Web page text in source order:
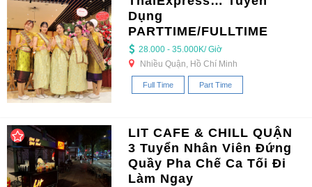
Dụng
PARTTIME/FULLTIME
28.000 - 35.000K/ Giờ
Nhiều Quận, Hồ Chí Minh
Full Time Part Time
LIT CAFE & CHILL QUẬN
3 Tuyển Nhân Viên Đứng
Quầy Pha Chế Ca Tối Đi
Làm Ngay